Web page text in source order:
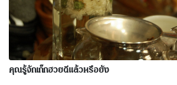
คุณรู้จักเก๊กฮวยดีแล้วหรือยัง